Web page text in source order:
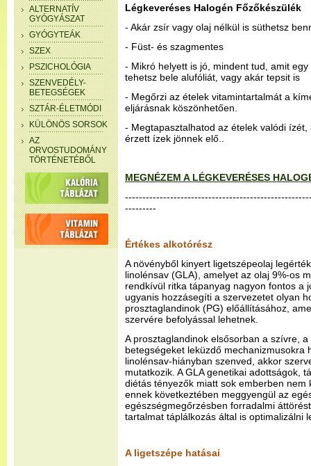
ALTERNATÍV
GYÓGYÁSZAT
GYÓGYTEÁK
SZEX
PSZICHOLÓGIA
SZENVEDÉLY-
BETEGSÉGEK
SZTÁR-ÉLETMÓDI
KÜLÖNÖS SORSOK
AZ
ORVOSTUDOMÁNY
TÖRTÉNETÉBŐL
Légkeveréses Halogén Főzőkészülék
- Akár zsír vagy olaj nélkül is süthetsz
- Füst- és szagmentes
- Mikró helyett is jó, mindent tud, amit
tehetsz bele alufóliát, vagy akár tepsit is
- Megőrzi az ételek vitamintartalmát a
eljárásnak köszönhetően.
- Megtapasztalhatod az ételek valódi
érzett ízek jönnek elő..
MEGNÉZEM A LÉGKEVERÉSES
---------
Értékes alkotórész
A növényből kinyert ligetszépeolaj
linolénsav (GLA), amelyet az olaj 9%-os
rendkívül ritka tápanyag nagyon fontos a
ugyanis hozzásegíti a szervezetet olyan
prosztaglandinok (PG) előállításához,
szervére befolyással lehetnek.
A prosztaglandinok elsősorban a szívre,
betegségeket leküzdő mechanizmusokra
linolénsav-hiányban szenved, akkor
mutatkozik. A GLA genetikai adottságok,
diétás tényezők miatt sok emberben nem
ennek következtében meggyengül az
egészségmegőrzésben forradalmi
tartalmat táplálkozás által is optimalizálni
A ligetszépe hatásai